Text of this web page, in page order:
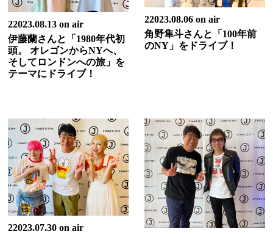
22023.08.13 on air
伊藤蘭さんと「1980年代初
頭。 オレゴンからNYへ、
そしてロンドンへの旅」を
テーマにドライブ！
22023.08.06 on air
角野隼斗さんと「100年前
のNY」をドライブ！
22023.07.30 on air